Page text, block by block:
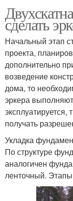
сделать
Начальный этап
проекта,
дополнительно
возведение
дома, то
эркера
эксплуатируется,
получать
Укладка
По структуре
аналогичен
ленточный.